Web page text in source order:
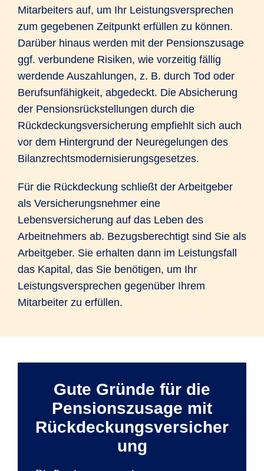
Mitarbeiters auf, um Ihr Leistungsversprechen
zum gegebenen Zeitpunkt erfüllen zu können.
Darüber hinaus werden mit der Pensionszusage
ggf. verbundene Risiken, wie vorzeitig fällig
werdende Auszahlungen, z. B. durch Tod oder
Berufsunfähigkeit, abgedeckt. Die Absicherung
der Pensionsrückstellungen durch die
Rückdeckungsversicherung empfiehlt sich auch
vor dem Hintergrund der Neuregelungen des
Bilanzrechtsmodernisierungsgesetzes.
Für die Rückdeckung schließt der Arbeitgeber
als Versicherungsnehmer eine
Lebensversicherung auf das Leben des
Arbeitnehmers ab. Bezugsberechtigt sind Sie als
Arbeitgeber. Sie erhalten dann im Leistungsfall
das Kapital, das Sie benötigen, um Ihr
Leistungsversprechen gegenüber Ihrem
Mitarbeiter zu erfüllen.
Gute Gründe für die
Pensionszusage mit
Rückdeckungsversicher
ung